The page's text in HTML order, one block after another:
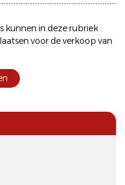
kunnen in deze rubriek
voor deverkoop van